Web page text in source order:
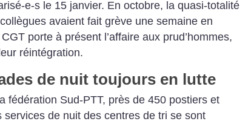
e-s le 15 janvier. En octobre, la quasi-totalité
avaient fait grève une semaine en
porte à présent l’affaire aux prud’hommes,
réintégration.
de nuit toujours en lutte
fédération Sud-PTT, près de 450 postiers et
services de nuit des centres de tri se sont